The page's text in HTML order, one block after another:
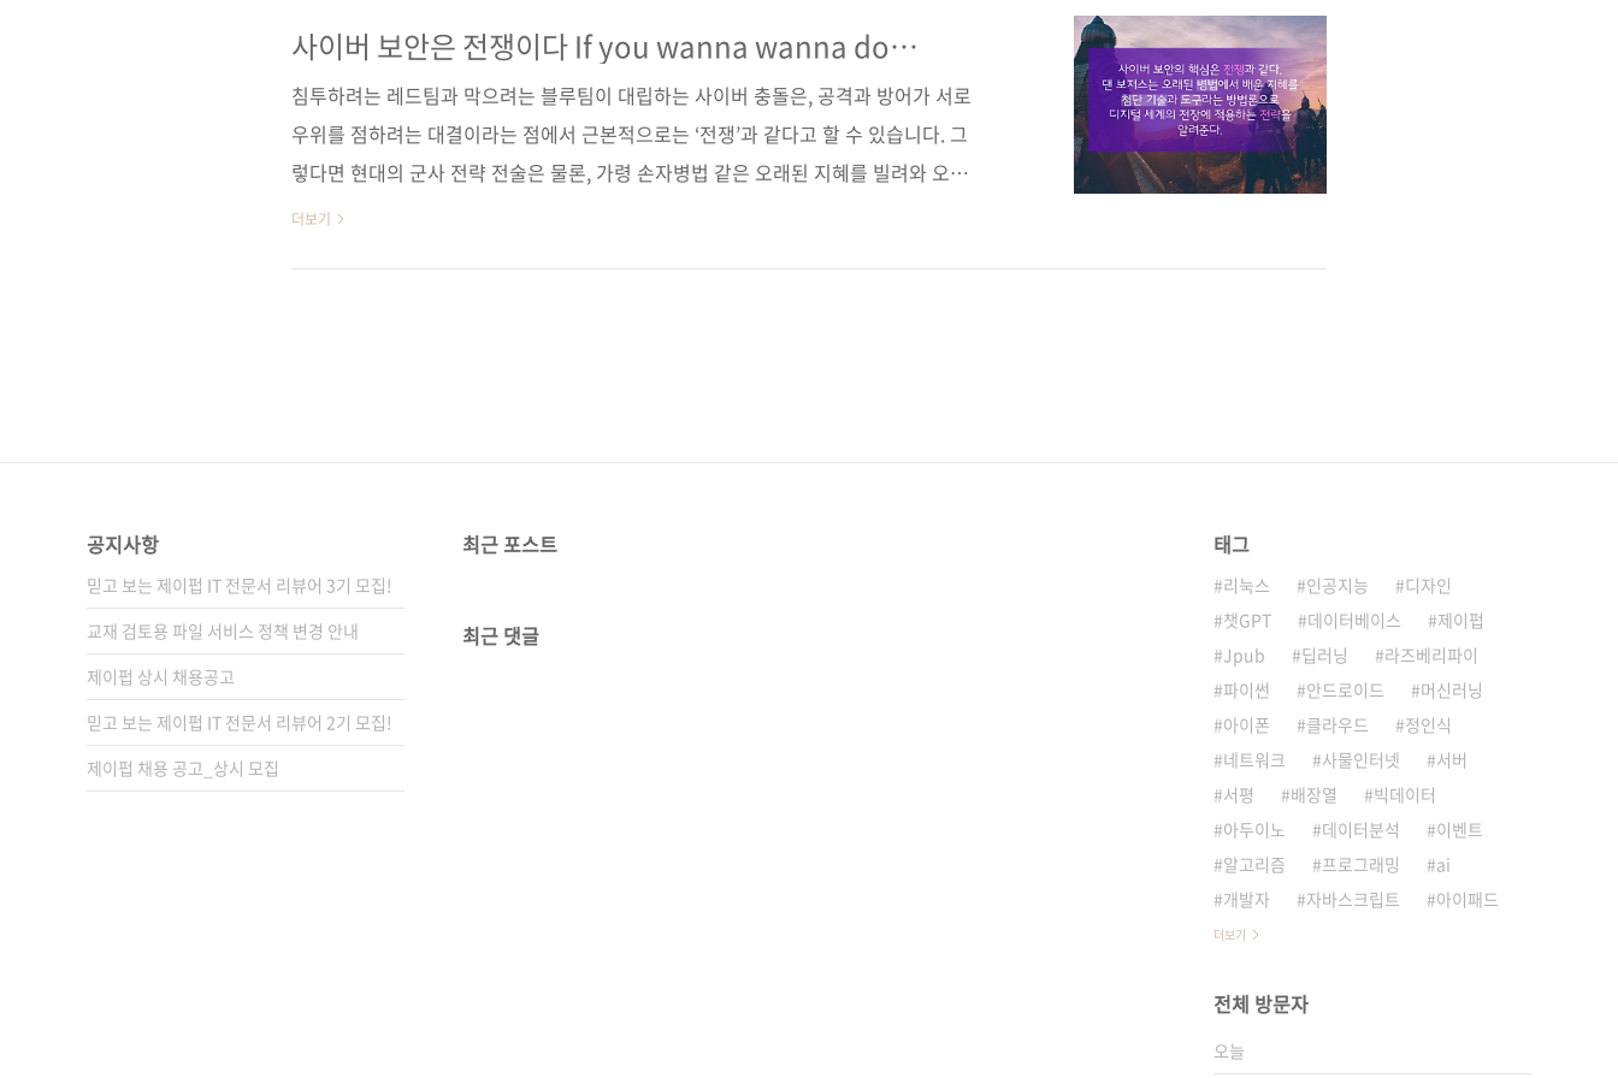
서 사이버 보안의 핵심을 깊이 이해할 수 있다. 도서 구매 사이트(가나다순) [교보문고]
순) [교보..
사이버 보안은 전쟁이다 If you wanna wanna do
somethin' wild
침투하려는 레드팀과 막으려는 블루팀이 대립하는 사이버 충돌은, 공격과 방어가 서로
우위를 점하려는 대결이라는 점에서 근본적으로는 ‘전쟁’과 같다고 할 수 있습니다. 그
렇다면 현대의 군사 전략 전술은 물론, 가령 손자병법 같은 오래된 지혜를 빌려와 오늘
날의 사이버 보안에 적용할 수도 있지 않을까요? 이것을 실천에 옮긴 댄 보저스(Dan
더보기
공지사항
믿고 보는 제이펍 IT 전문서 리뷰어 3기 모집!
교재 검토용 파일 서비스 정책 변경 안내
제이펍 상시 채용공고
믿고 보는 제이펍 IT 전문서 리뷰어 2기 모집!
제이펍 채용 공고_상시 모집
최근 포스트
최근 댓글
태그
리눅스 인공지능
디자인
챗GPT
데이터베이스
제이펍
Jpub
딥러닝
라즈베리파이
파이썬
안드로이드
머신러닝
아이폰
클라우드
정인식
네트워크
사물인터넷
서버
서평
배장열
빅데이터
아두이노
데이터분석
이벤트
알고리즘
프로그래밍
ai
개발자
자바스크립트 아이패드
더보기
전체 방문자
오늘